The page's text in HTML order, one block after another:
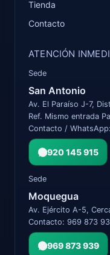
Tienda
Contacto
ATENCIÓN
Sede
San Antonio
Av. El Paraíso J-7,
Ref. Mismo entrada
Contacto /
920 145 915
Sede
Moquegua
Av. Ejército A-5,
Contacto: 969 873
969 873 939